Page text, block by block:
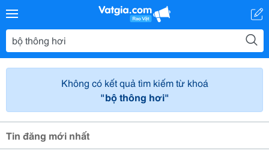
Không có kết quả tìm kiếm từ khoá
"bộ thông hơi"
Tin đăng mới nhất